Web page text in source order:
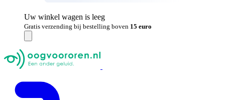
Uw winkel wagen is leeg
Gratis verzending bij bestelling boven 15 euro